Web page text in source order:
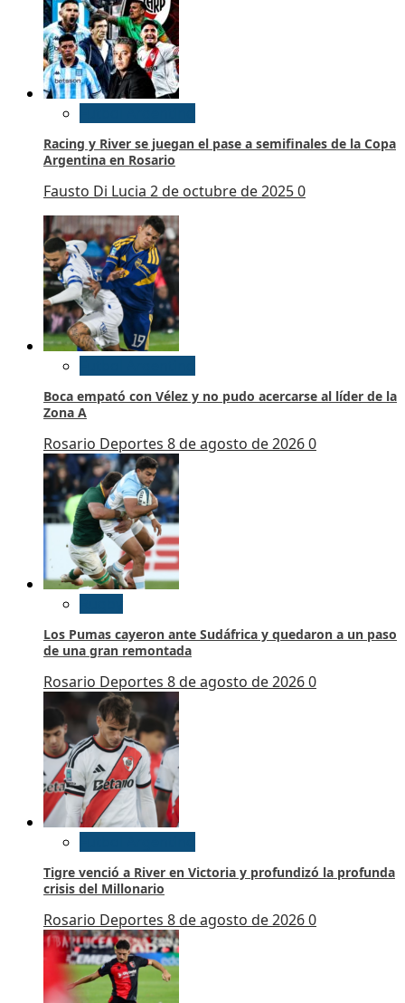
Racing y River se juegan el pase a semifinales de la Copa
Argentina en Rosario
Fausto Di Lucia 2 de octubre de 20250
Boca empató con Vélez y no pudo acercarse al líder de la
Zona A
Rosario Deportes 8 de agosto de 20260
Los Pumas cayeron ante Sudáfrica y quedaron a un paso
de una gran remontada
Rosario Deportes 8 de agosto de 20260
Tigre venció a River en Victoria y profundizó la profunda
crisis del Millonario
Rosario Deportes 8 de agosto de 20260